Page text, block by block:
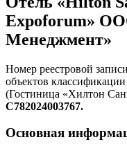
Expoforum»
Менеджмент»
Номер реестровой
объектов классификации
(Гостиница «Хилтон
С782024003767.
Основная